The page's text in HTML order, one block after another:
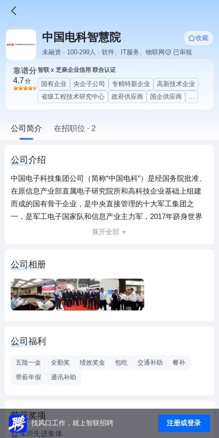
中国电科智慧院
收藏
未融资 · 100-299人 · 软件、IT服务、物联网
已审核
靠谱分
4.7 分
智联 x 芝麻企业信用 联合认证
国有企业 央企子公司 专精特新企业
高新技术企业
省级工程技术研究中心
政府供应商 国企供应商 ...
公司简介 在招职位 · 2
公司介绍
中国电子科技集团公司（简称“中国电科”）是经国务院批准、
在原信息产业部直属电子研究院所和高科技企业基础上组建
而成的国有骨干企业，是中央直接管理的十大军工集团之
一，是军工电子国家队和信息产业主力军，2017年跻身世界
500强第400位。主要从事国家重要军民用大型电子信息系统
中电科新型智慧城市研究院有限公司是中国电科的全资子公
司，于2016年4月1日在深圳挂牌成立，注册资金1亿元。业务
上承接中国电子科技集团公司“新型智慧城市”战略，汇聚中国
产业板块聚集，立足深圳，以新型智慧深圳、新型智慧福州
市整体解决方案提供商、运营商和服务商。
中电科新型智慧城市研究院有限公司重点开展三类业务，一
是新型智慧城市顶层规划、设计与咨询；二是城市运营管理
平台的咨询、规划、设计、建设和运营（包括网络安全中心
展开全部
公司相册
公司福利
五险一金 全勤奖 绩效奖金 包吃 交通补助
餐补
带薪年假
通讯补助
荣获奖项
深圳先进集体
找风口工作，就上智联招聘 注册或登录